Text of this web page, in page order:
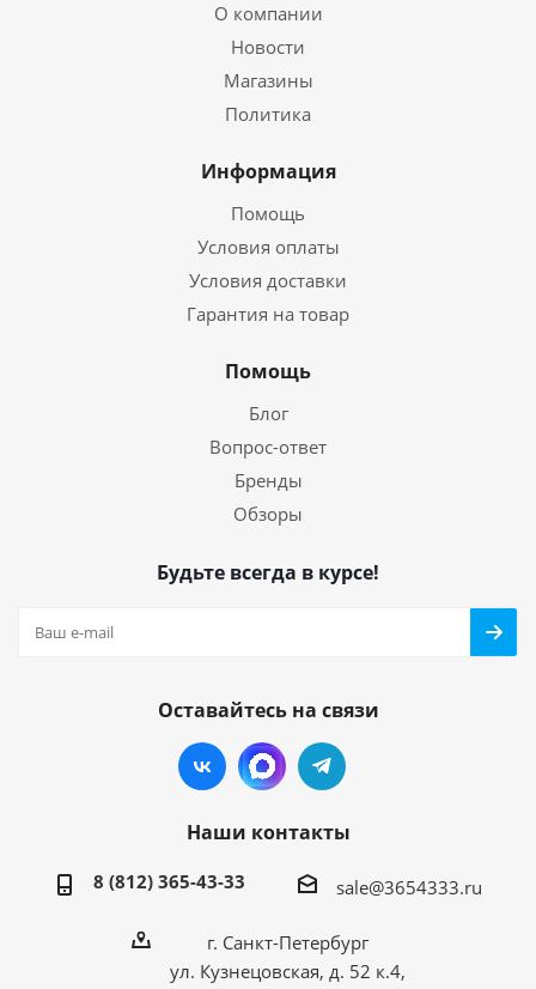
О компании
Новости
Магазины
Политика
Информация
Помощь
Условия оплаты
Условия доставки
Гарантия на товар
Помощь
Блог
Вопрос-ответ
Бренды
Обзоры
Будьте всегда в курсе!
Оставайтесь на связи
Наши контакты
8 (812) 365-43-33 sale@3654333.ru
г. Санкт-Петербург
ул. Кузнецовская, д. 52 к.4,